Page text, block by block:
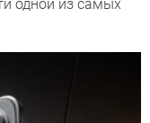
одной из самых